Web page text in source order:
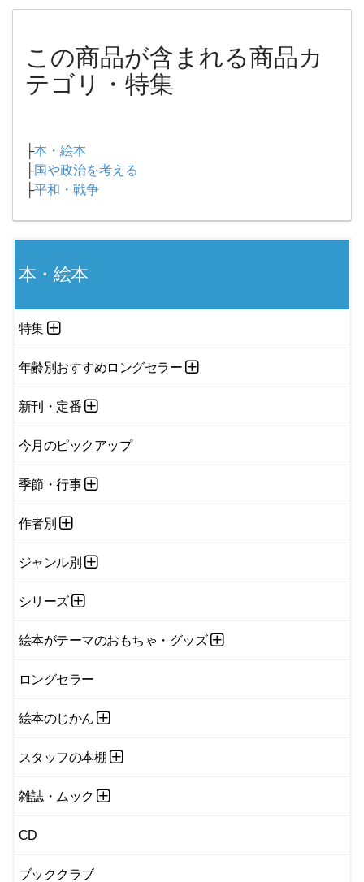
この商品が含まれる商品カ
テゴリ・特集
├本・絵本
├国や政治を考える
├平和・戦争
本・絵本
特集
年齢別おすすめロングセラー
新刊・定番
今月のピックアップ
季節・行事
作者別
ジャンル別
シリーズ
絵本がテーマのおもちゃ・グッズ
ロングセラー
絵本のじかん
スタッフの本棚
雑誌・ムック
CD
ブッククラブ